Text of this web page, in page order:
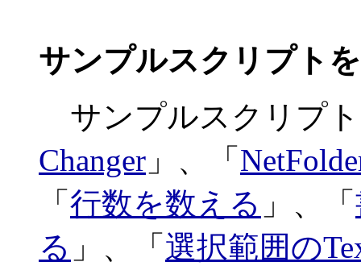
サンプルスクリプト
サンプルスクリプ
Changer 」、「
「 行数を数える 」、「
る 」、「 選択範囲の